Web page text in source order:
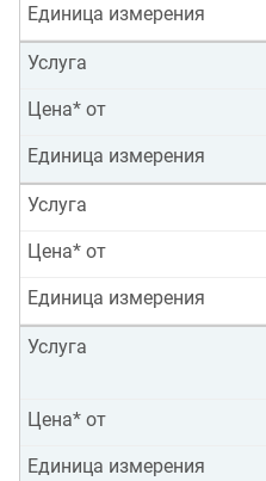
Единица измерения
Услуга
Цена* от
Единица измерения
Услуга
Цена* от
Единица измерения
Услуга
Цена* от
Единица измерения